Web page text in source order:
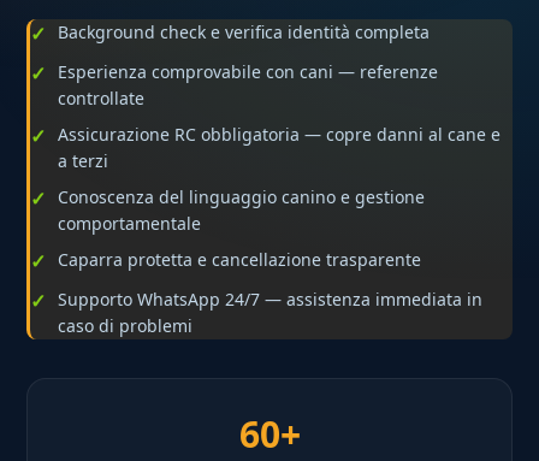
Background check e verifica identità completa
Esperienza comprovabile con cani — referenze
controllate
Assicurazione RC obbligatoria — copre danni al cane e
a terzi
Conoscenza del linguaggio canino e gestione
comportamentale
Caparra protetta e cancellazione trasparente
Supporto WhatsApp 24/7 — assistenza immediata in
caso di problemi
60+